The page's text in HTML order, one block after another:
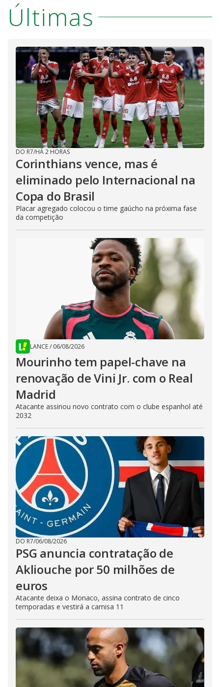
Últimas
DO R7/HÁ 2 HORAS
Corinthians vence, mas é
eliminado pelo Internacional na
Copa do Brasil
Placar agregado colocou o time gaúcho na próxima fase
da competição
LANCE/ 06/08/2026
Mourinho tem papel-chave na
renovação de Vini Jr. com o Real
Madrid
Atacante assinou novo contrato com o clube espanhol até
2032
DO R7/06/08/2026
PSG anuncia contratação de
Akliouche por 50 milhões de
euros
Atacante deixa o Monaco, assina contrato de cinco
temporadas e vestirá a camisa 11